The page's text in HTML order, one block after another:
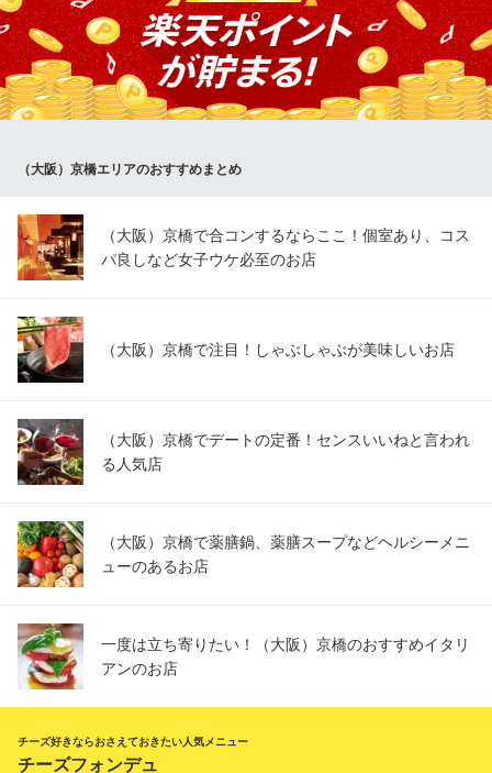
☆チーズの味をガッツリ楽しみたいお客様には「チーズ盛り合わ
せ」もおすすめ♪定番の「カマンベール」「スモークチーズ」の
他、深い味わいを楽しめる「フルムダンベール」や、胡椒の刺激
的な味がビールによく合う「ブルサンポワブル」などが味わえま
す！
貸切可！朝6時迄営業中
ＪＲ京橋駅 徒歩2分
大阪府大阪市都島区片町2-6-4 みかどビルB1
（大阪）京橋エリアのおすすめまとめ
（大阪）京橋で合コンするならここ！個室あり、コス
パ良しなど女子ウケ必至のお店
（大阪）京橋で注目！しゃぶしゃぶが美味しいお店
（大阪）京橋でデートの定番！センスいいねと言われ
る人気店
（大阪）京橋で薬膳鍋、薬膳スープなどヘルシーメニ
ューのあるお店
一度は立ち寄りたい！（大阪）京橋のおすすめイタリ
アンのお店
チーズ好きならおさえておきたい人気メニュー
チーズフォンデュ